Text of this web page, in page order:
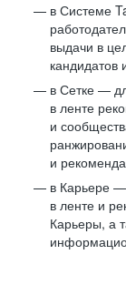
в Системе
выдачи в
кандидатов
в Сетке —
в ленте
и
и
в Карьере
в ленте и
Карьеры, а